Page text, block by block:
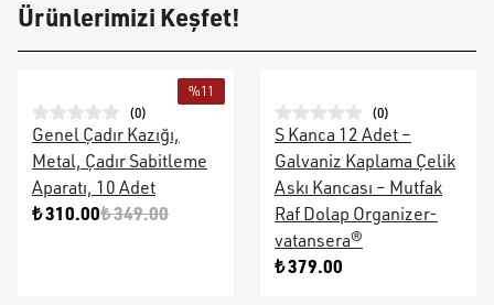
Ürünlerimizi Keşfet!
%11
(0)
Genel Çadır Kazığı,
Metal, Çadır Sabitleme
Aparatı, 10 Adet
₺ 310.00₺ 349.00
(0)
S Kanca 12 Adet –
Galvaniz Kaplama Çelik
Askı Kancası – Mutfak
Raf Dolap Organizer-
vatansera®
₺ 379.00